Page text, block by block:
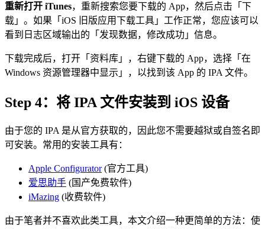
重新打开 iTunes，重新搜索您要下载的 App，然后点击「下
载」。如果「iOS 旧版应用下载工具」工作正常，您应该可以
看到日志区域输出的「发现数据，修改成功」信息。
下载完成后，打开「资料库」，右键下载的 App，选择「在
Windows 资源管理器中显示」，以找到该 App 的 IPA 文件。
Step 4：将 IPA 文件安装到 iOS 设备
由于您的 IPA 是从官方获取的，因此您不需要越狱或自签名即
可安装。常用的安装工具有：
Apple Configurator(官方工具)
爱思助手 (国产免费软件)
iMazing (收费软件)
由于笔者并不喜欢此类工具，本文介绍一种更简单的方法：使